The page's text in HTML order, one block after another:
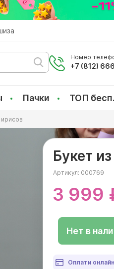
Номер
+7 (812)
Пачки ТОП
ирисов
Букет
Артикул: 000769
3 999
Нет в
Оплати